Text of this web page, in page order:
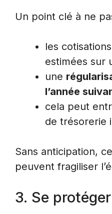
Un point clé à ne
les
estimées sur
une
l’année
cela peut
de trésorerie
Sans anticipation,
peuvent fragiliser
3. Se